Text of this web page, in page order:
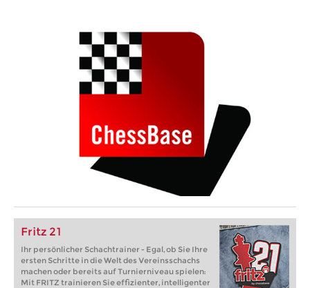
Fritz 21
Ihr persönlicher Schachtrainer - Egal, ob Sie Ihre
ersten Schritte in die Welt des Vereinsschachs
machen oder bereits auf Turnierniveau spielen:
Mit FRITZ trainieren Sie effizienter, intelligenter